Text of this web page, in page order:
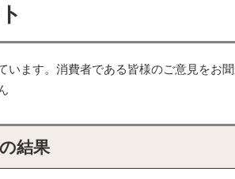
ます。消費者である皆様のご意見をお聞
結果